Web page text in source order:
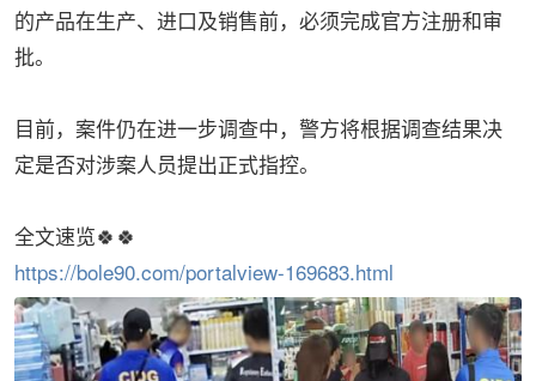
的产品在生产、进口及销售前，必须完成官方注册和审
批。
目前，案件仍在进一步调查中，警方将根据调查结果决
定是否对涉案人员提出正式指控。
全文速览🍀🍀
https://bole90.com/portalview-169683.html